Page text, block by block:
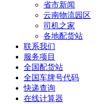
省市新闻
云南物流园区
司机之家
各地配货站
联系我们
服务项目
全国配货站
全国车牌号代码
快递查询
在线计算器